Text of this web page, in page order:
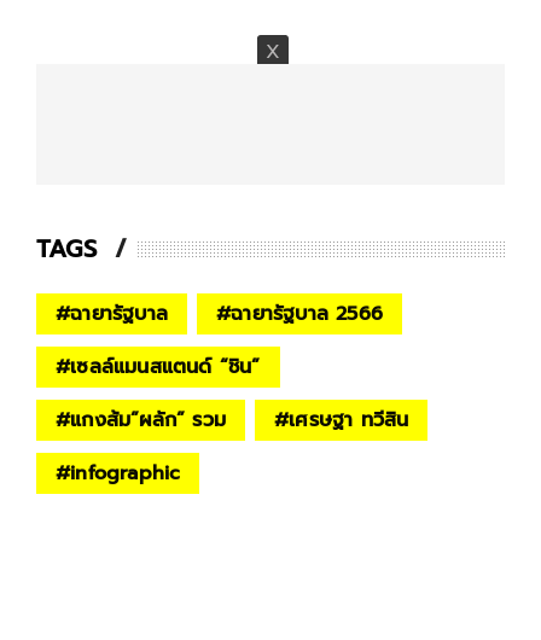
TAGS
#ฉายารัฐบาล #ฉายารัฐบาล 2566
#เซลล์แมนสแตนด์ “ชิน”
#แกง​ส้ม​”ผลัก” รวม #เศรษฐา ทวีสิน
#infographic